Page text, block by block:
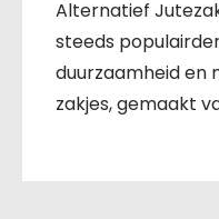
Alternatief
steeds
duurzaamheid en
zakjes, gemaakt